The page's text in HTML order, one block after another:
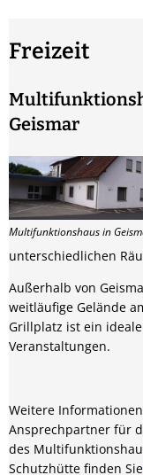
Freizeit
Geismar
Multifunktionshaus in
unterschiedlichen
Außerhalb von
weitläufige Gelände
Grillplatz ist ein
Veranstaltungen.
Weitere
Ansprechpartner für
des
Schutzhütte finden Sie